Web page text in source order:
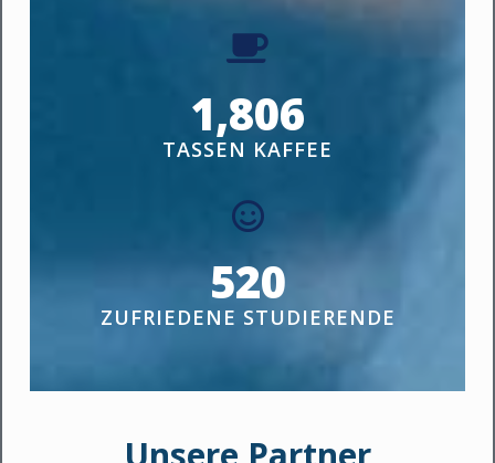
1,806
TASSEN KAFFEE
520
ZUFRIEDENE STUDIERENDE